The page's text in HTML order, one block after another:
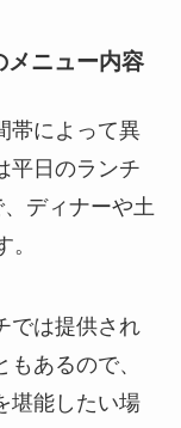
メニュー内容
帯によって異
平日のランチ
ディナーや土
では提供され
あるので、
堪能したい場